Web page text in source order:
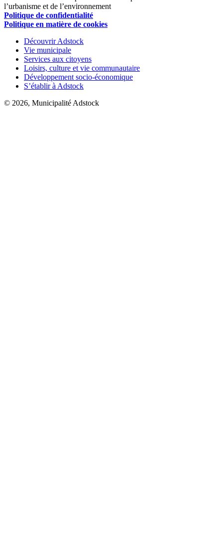
l’urbanisme et de l’environnement
Politique de confidentialité
Politique en matière de cookies
Découvrir Adstock
Vie municipale
Services aux citoyens
Loisirs, culture et vie communautaire
Développement socio-économique
S’établir à Adstock
© 2026, Municipalité Adstock